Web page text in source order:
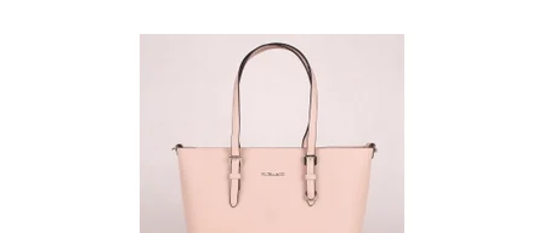
Pevná velká elegantní kabelka do ruky i na rameno
značky FLORA&CO se stříbrnými doplňky.
Skladem
1430
FLORA&CO